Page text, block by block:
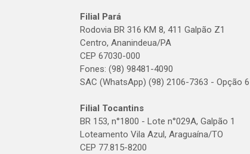
Filial Pará
Rodovia BR 316 KM 8, 411 Galpão Z1
Centro, Ananindeua/PA
CEP 67030-000
Fones: (98) 98481-4090
SAC (WhatsApp) (98) 2106-7363 - Opção 6
Filial Tocantins
BR 153, n°1800 - Lote n°029A, Galpão 1
Loteamento Vila Azul, Araguaína/TO
CEP 77.815-8200